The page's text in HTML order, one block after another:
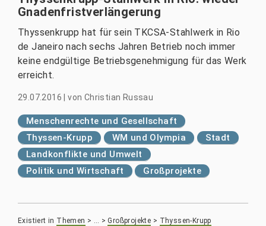
Gnadenfristverlängerung
Thyssenkrupp hat für sein TKCSA-Stahlwerk in Rio
de Janeiro nach sechs Jahren Betrieb noch immer
keine endgültige Betriebsgenehmigung für das Werk
erreicht.
29.07.2016 |von Christian Russau
Menschenrechte und Gesellschaft
Thyssen-Krupp
WM und Olympia
Stadt
Landkonflikte und Umwelt
Politik und Wirtschaft
Großprojekte
Existiert in Themen > … >Großprojekte > Thyssen-Krupp